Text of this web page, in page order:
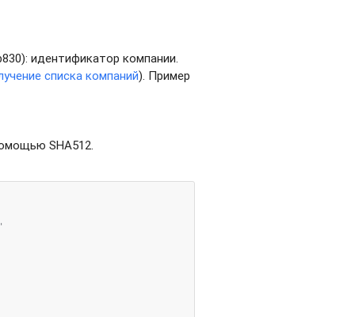
): идентификатор компании.
списка компаний). Пример
SHA512.